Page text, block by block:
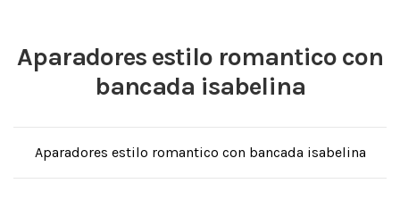
Aparadores estilo romantico con
bancada isabelina
Aparadores estilo romantico con bancada isabelina